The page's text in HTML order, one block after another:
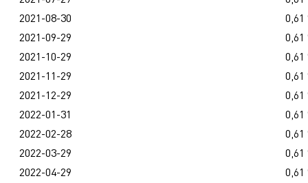
2021-08-30
0,61
2021-09-29
0,61
2021-10-29
0,61
2021-11-29
0,61
2021-12-29
0,61
2022-01-31
0,61
2022-02-28
0,61
2022-03-29
0,61
2022-04-29
0,61